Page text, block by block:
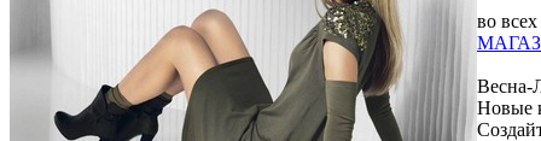
во всех
Весна-
Новые